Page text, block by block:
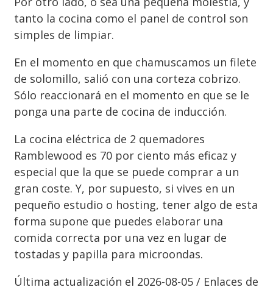
tanto la cocina como el panel de control son
simples de limpiar.
En el momento en que chamuscamos un filete
de solomillo, salió con una corteza cobrizo.
Sólo reaccionará en el momento en que se le
ponga una parte de cocina de inducción.
La cocina eléctrica de 2 quemadores
Ramblewood es 70 por ciento más eficaz y
especial que la que se puede comprar a un
gran coste. Y, por supuesto, si vives en un
pequeño estudio o hosting, tener algo de esta
forma supone que puedes elaborar una
comida correcta por una vez en lugar de
tostadas y papilla para microondas.
Última actualización el 2026-08-05 / Enlaces de